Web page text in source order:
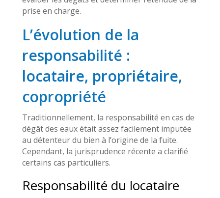
prise en charge.
L’évolution de la
responsabilité :
locataire, propriétaire,
copropriété
Traditionnellement, la responsabilité en cas de
dégât des eaux était assez facilement imputée
au détenteur du bien à l’origine de la fuite.
Cependant, la jurisprudence récente a clarifié
certains cas particuliers.
Responsabilité du locataire